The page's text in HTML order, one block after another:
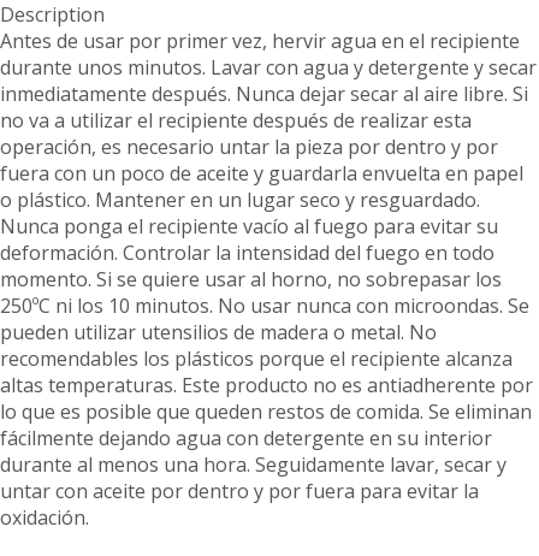
Description
Antes de usar por primer vez, hervir agua en el recipiente
durante unos minutos. Lavar con agua y detergente y secar
inmediatamente después. Nunca dejar secar al aire libre. Si
no va a utilizar el recipiente después de realizar esta
operación, es necesario untar la pieza por dentro y por
fuera con un poco de aceite y guardarla envuelta en papel
o plástico. Mantener en un lugar seco y resguardado.
Nunca ponga el recipiente vacío al fuego para evitar su
deformación. Controlar la intensidad del fuego en todo
momento. Si se quiere usar al horno, no sobrepasar los
250ºC ni los 10 minutos. No usar nunca con microondas. Se
pueden utilizar utensilios de madera o metal. No
recomendables los plásticos porque el recipiente alcanza
altas temperaturas. Este producto no es antiadherente por
lo que es posible que queden restos de comida. Se eliminan
fácilmente dejando agua con detergente en su interior
durante al menos una hora. Seguidamente lavar, secar y
untar con aceite por dentro y por fuera para evitar la
oxidación.